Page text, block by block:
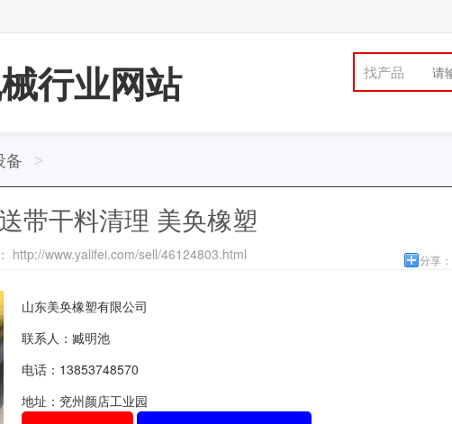
行业网站 找产品
备 >
带干料清理 美奂橡塑
http://www.yalifei.com/sell/46124803.html 分享：
山东美奂橡塑有限公司
联系人：臧明池
电话：13853748570
地址：兖州颜店工业园